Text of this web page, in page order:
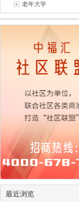
老年大学
最近浏览